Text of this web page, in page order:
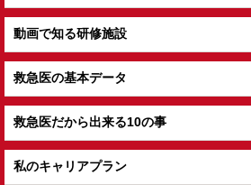
動画で知る研修施設
救急医の基本データ
救急医だから出来る10の事
私のキャリアプラン